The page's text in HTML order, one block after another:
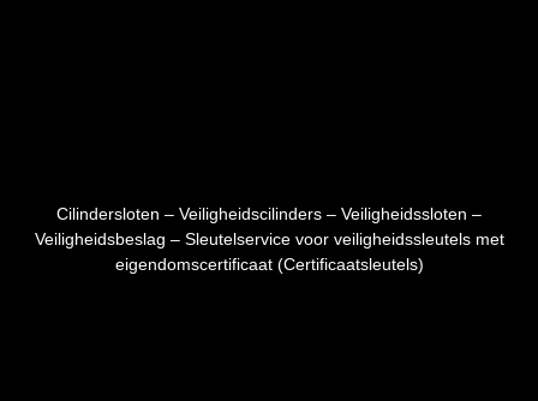
Cilindersloten – Veiligheidscilinders – Veiligheidssloten –
Veiligheidsbeslag – Sleutelservice voor veiligheidssleutels met
eigendomscertificaat (Certificaatsleutels)